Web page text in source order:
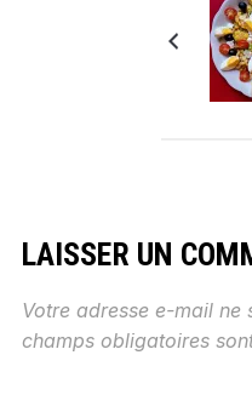
LAISSER UN
Votre adresse e-mail ne
champs obligatoires